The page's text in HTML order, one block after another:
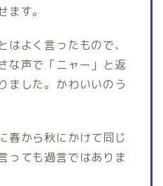
す。
とはよく言ったもので、
な声で「ニャー」と返
ました。かわいいのう
春から秋にかけて同じ
っても過言ではありま